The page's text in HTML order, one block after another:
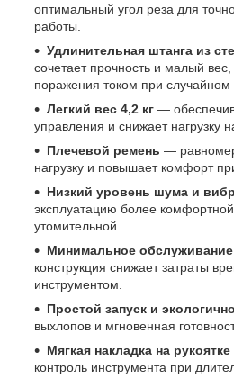
оптимальный угол реза для
работы.
Удлинительная штанга из
сочетает прочность и малый
поражения током при случайном
Легкий вес 4,2 кг —
управления и снижает нагрузку
Плечевой ремень —
нагрузку и повышает комфорт
Низкий уровень шума и
эксплуатацию более
утомительной.
Минимальное обслуживание
конструкция снижает затраты
инструментом.
Простой запуск и
выхлопов и мгновенная
Мягкая накладка на рукоятке
контроль инструмента при